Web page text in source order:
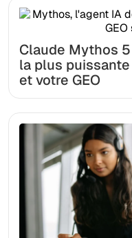
Claude Mythos
la plus
et votre GEO